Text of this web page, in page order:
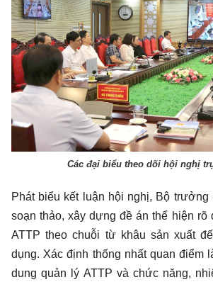
Các đại biểu theo dõi hội nghị
Phát biểu kết luận hội nghị, Bộ
soạn thảo, xây dựng đề án thể hiện rõ
ATTP theo chuỗi từ khâu sản xuất
dụng. Xác định thống nhất quan điểm
dung quản lý ATTP và chức năng,